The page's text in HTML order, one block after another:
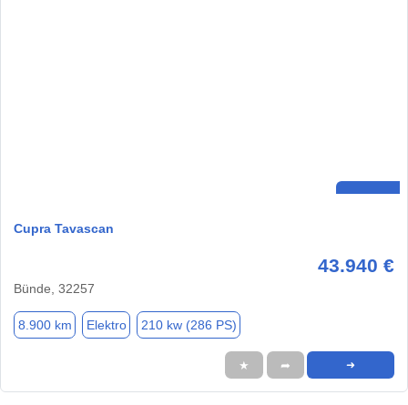
Cupra Tavascan
43.940 €
Bünde, 32257
8.900 km Elektro 210 kw (286 PS)
★ ➦ ➜